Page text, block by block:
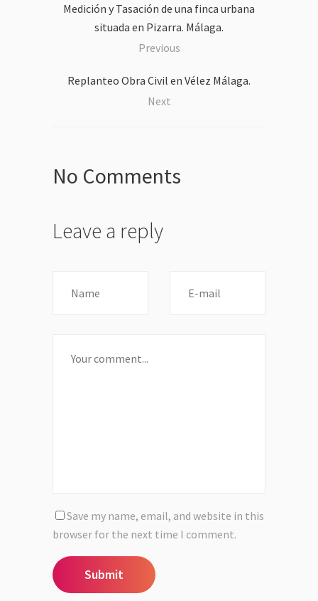
Medición y Tasación de una finca urbana
situada en Pizarra. Málaga.
Previous
Replanteo Obra Civil en Vélez Málaga.
Next
No Comments
Leave a reply
Save my name, email, and website in this
browser for the next time I comment.